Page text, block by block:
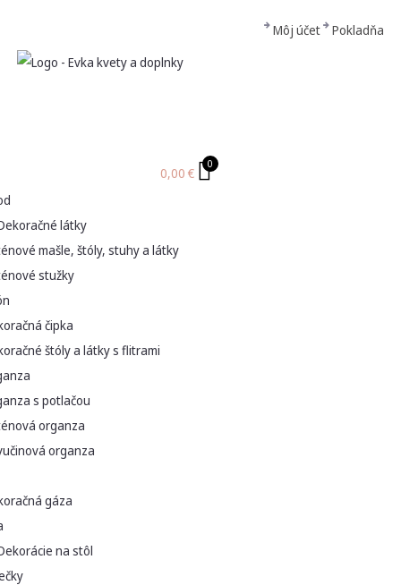
Môj účet Pokladňa
0,00 €
0
látky
mašle, štóly, stuhy a látky
stužky
čipka
štóly a látky s flitrami
s potlačou
organza
organza
gáza
na stôl